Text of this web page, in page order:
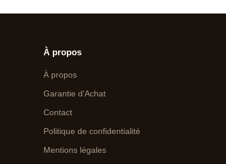
À propos
À propos
Garantie d'Achat
Contact
Politique de confidentialité
Mentions légales